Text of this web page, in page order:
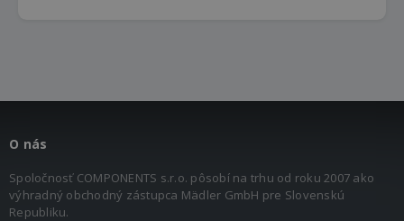
O nás
Spoločnosť COMPONENTS s.r.o. pôsobí na trhu od roku 2007 ako
výhradný obchodný zástupca Mädler GmbH pre Slovenskú
Republiku.